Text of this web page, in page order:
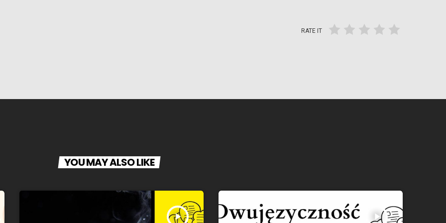
RATE IT
YOU MAY ALSO LIKE
play_arrow play_arrow